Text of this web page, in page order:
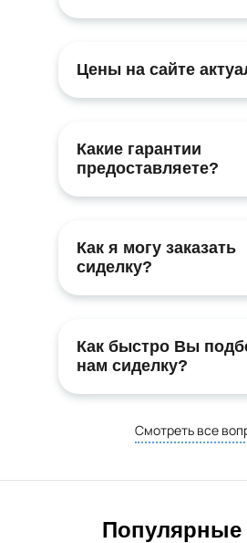
Цены на сайте
Какие гарантии
предоставляете?
Как я могу заказать
сиделку?
Как быстро Вы
нам сиделку?
Смотреть все
Популярные